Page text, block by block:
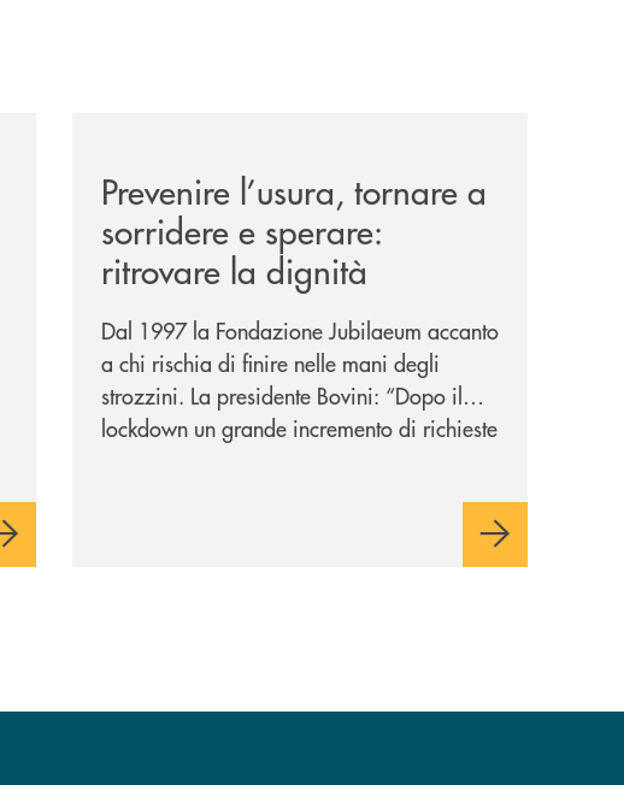
Prevenire l’usura, tornare a
sorridere e sperare:
ritrovare la dignità
Dal 1997 la Fondazione Jubilaeum accanto
a chi rischia di finire nelle mani degli
strozzini. La presidente Bovini: “Dopo il
lockdown un grande incremento di richieste